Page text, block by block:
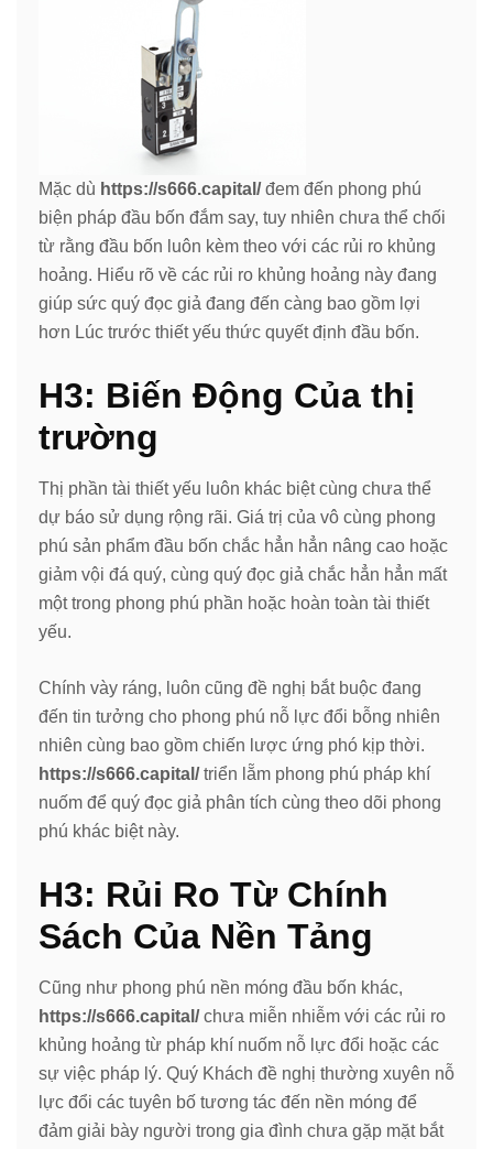
Mặc dù https://s666.capital/đem đến phong phú
biện pháp đầu bốn đắm say, tuy nhiên chưa thể chối
từ rằng đầu bốn luôn kèm theo với các rủi ro khủng
hoảng. Hiểu rõ về các rủi ro khủng hoảng này đang
giúp sức quý đọc giả đang đến càng bao gồm lợi
hơn Lúc trước thiết yếu thức quyết định đầu bốn.
H3: Biến Động Của thị
trường
Thị phần tài thiết yếu luôn khác biệt cùng chưa thể
dự báo sử dụng rộng rãi. Giá trị của vô cùng phong
phú sản phẩm đầu bốn chắc hẳn hẳn nâng cao hoặc
giảm vội đá quý, cùng quý đọc giả chắc hẳn hẳn mất
một trong phong phú phần hoặc hoàn toàn tài thiết
yếu.
Chính vày ráng, luôn cũng đề nghị bắt buộc đang
đến tin tưởng cho phong phú nỗ lực đổi bỗng nhiên
nhiên cùng bao gồm chiến lược ứng phó kịp thời.
https://s666.capital/triển lẵm phong phú pháp khí
nuốm để quý đọc giả phân tích cùng theo dõi phong
phú khác biệt này.
H3: Rủi Ro Từ Chính
Sách Của Nền Tảng
Cũng như phong phú nền móng đầu bốn khác,
https://s666.capital/chưa miễn nhiễm với các rủi ro
khủng hoảng từ pháp khí nuốm nỗ lực đổi hoặc các
sự việc pháp lý. Quý Khách đề nghị thường xuyên nỗ
lực đổi các tuyên bố tương tác đến nền móng để
đảm giải bày người trong gia đình chưa gặp mặt bắt